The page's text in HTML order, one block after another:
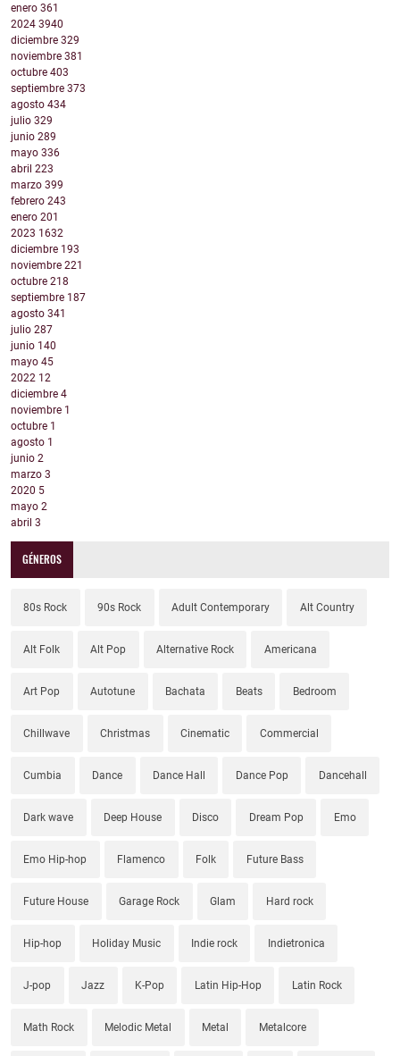
enero 361
2024 3940
diciembre 329
noviembre 381
octubre 403
septiembre 373
agosto 434
julio 329
junio 289
mayo 336
abril 223
marzo 399
febrero 243
enero 201
2023 1632
diciembre 193
noviembre 221
octubre 218
septiembre 187
agosto 341
julio 287
junio 140
mayo 45
2022 12
diciembre 4
noviembre 1
octubre 1
agosto 1
junio 2
marzo 3
2020 5
mayo 2
abril 3
GÉNEROS
80s Rock 90s Rock Adult Contemporary Alt Country
Alt Folk Alt Pop Alternative Rock Americana
Art Pop Autotune Bachata Beats Bedroom
Chillwave Christmas Cinematic Commercial
Cumbia Dance Dance Hall Dance Pop Dancehall
Dark wave Deep House Disco Dream Pop Emo
Emo Hip-hop Flamenco Folk Future Bass
Future House Garage Rock Glam Hard rock
Hip-hop Holiday Music Indie rock Indietronica
J-pop Jazz K-Pop Latin Hip-Hop Latin Rock
Math Rock Melodic Metal Metal Metalcore